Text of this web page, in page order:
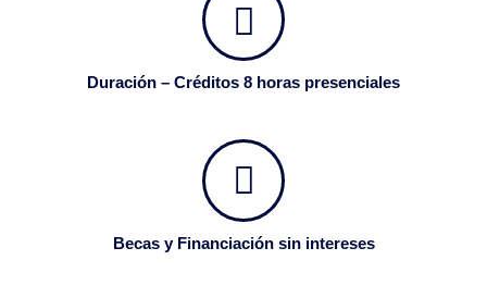
Duración – Créditos 8 horas presenciales
Becas y Financiación sin intereses